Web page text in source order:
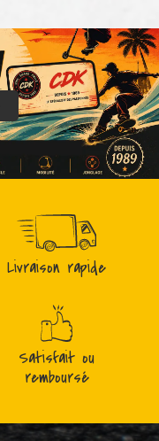
Livraison rapide
Satisfait ou
remboursé